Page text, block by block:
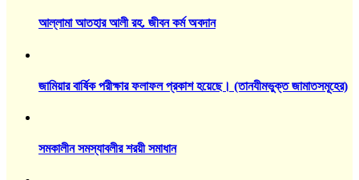
আল্লামা আতহার আলী রহ. জীবন কর্ম অবদান
জামিয়ার বার্ষিক পরীক্ষার ফলাফল প্রকাশ হয়েছে। (তানযীমভুক্ত জামাতসমূহের)
সমকালীন সমস্যাবলীর শরয়ী সমাধান